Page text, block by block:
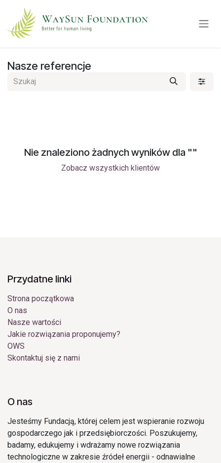
Nasze referencje
Nie znaleziono żadnych wyników dla ""
Zobacz wszystkich klientów
Przydatne linki
Strona początkowa
O nas
Nasze wartości
Jakie rozwiązania proponujemy?
OWS
Skontaktuj się z nami
O nas
Jesteśmy Fundacją, której celem jest wspieranie rozwoju
gospodarczego jak i przedsiębiorczości. Poszukujemy,
badamy, edukujemy i wdrażamy nowe rozwiązania
technologiczne w zakresie źródeł energii - odnawialne